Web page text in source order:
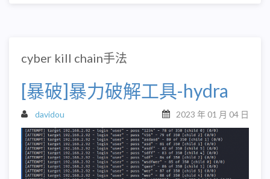
cyber kill chain手法
[暴破]暴力破解工具-hydra
davidou 2023 年 01 月 04 日